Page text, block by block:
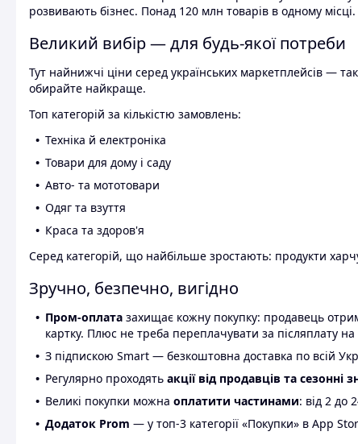
розвивають бізнес. Понад 120 млн товарів в одному місці.
Великий вибір — для будь-якої потреби
Тут найнижчі ціни серед українських маркетплейсів —
обирайте найкраще.
Топ категорій за кількістю замовлень:
Техніка й електроніка
Товари для дому і саду
Авто- та мототовари
Одяг та взуття
Краса та здоров'я
Серед категорій, що найбільше зростають: продукти
Зручно, безпечно, вигідно
Пром-оплата захищає кожну покупку: продавець
картку. Плюс не треба переплачувати за післяплату
З підпискою Smart — безкоштовна доставка по всій
Регулярно проходять акції від продавців та сезонні
Великі покупки можна оплатити частинами: від 2 до
Додаток Prom — у топ-3 категорії «Покупки» в App